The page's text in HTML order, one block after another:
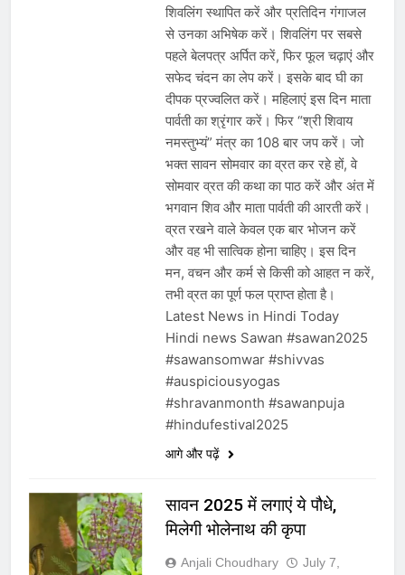
शिवलिंग स्थापित करें और प्रतिदिन गंगाजल
से उनका अभिषेक करें। शिवलिंग पर सबसे
पहले बेलपत्र अर्पित करें, फिर फूल चढ़ाएं और
सफेद चंदन का लेप करें। इसके बाद घी का
दीपक प्रज्वलित करें। महिलाएं इस दिन माता
पार्वती का श्रृंगार करें। फिर “श्री शिवाय
नमस्तुभ्यं” मंत्र का 108 बार जप करें। जो
भक्त सावन सोमवार का व्रत कर रहे हों, वे
सोमवार व्रत की कथा का पाठ करें और अंत में
भगवान शिव और माता पार्वती की आरती करें।
व्रत रखने वाले केवल एक बार भोजन करें
और वह भी सात्विक होना चाहिए। इस दिन
मन, वचन और कर्म से किसी को आहत न करें,
तभी व्रत का पूर्ण फल प्राप्त होता है।
Latest News in Hindi Today
Hindi news Sawan #sawan2025
#sawansomwar #shivvas
#auspiciousyogas
#shravanmonth #sawanpuja
#hindufestival2025
आगे और पढ़ें
सावन 2025 में लगाएं ये पौधे,
मिलेगी भोलेनाथ की कृपा
Anjali Choudhary
July 7,